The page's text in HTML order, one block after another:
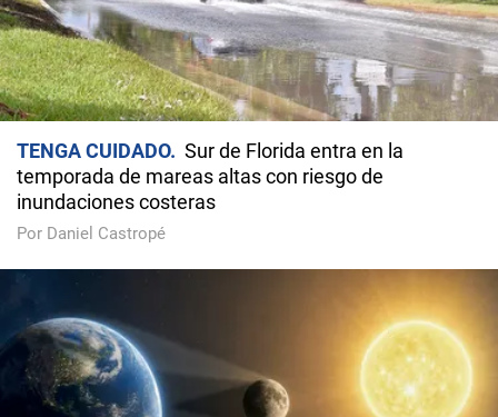
TENGA CUIDADO
Sur de Florida entra en la
temporada de mareas altas con riesgo de
inundaciones costeras
Por Daniel Castropé